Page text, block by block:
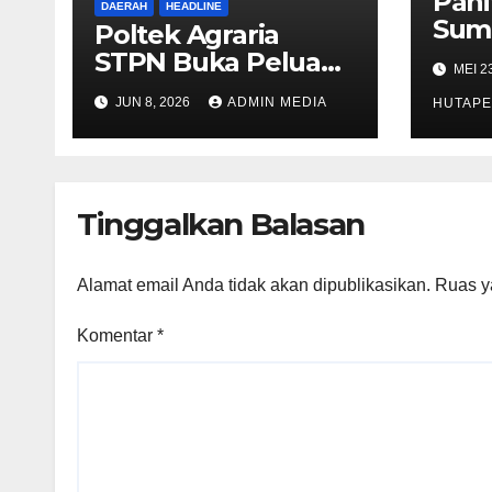
DAERAH HEADLINE
Poltek Agraria
STPN Buka Peluang
Sekolah Kedinasan,
Jaring Generasi
Muda yang
dan Tata Ruang
JUN 8, 2026 ADMIN MEDIA
MEI
Tinggalkan Balasan
Alamat email Anda tidak akan dipublikasikan. Ruas
Komentar *